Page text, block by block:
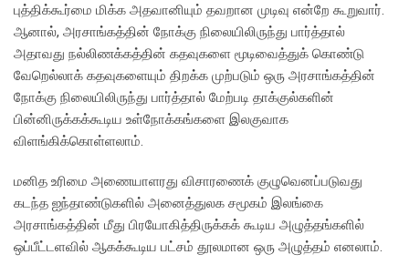
புத்திக்கூர்மை மிக்க அதவானியும் தவறான முடிவு என்றே கூறுவார்.
ஆனால், அரசாங்கத்தின் நோக்கு நிலையிலிருந்து பார்த்தால்
அதாவது நல்லிணக்கத்தின் கதவுகளை மூடிவைத்துக் கொண்டு
வேறெல்லாக் கதவுகளையும் திறக்க முற்படும் ஒரு அரசாங்கத்தின்
நோக்கு நிலையிலிருந்து பார்த்தால் மேற்படி தாக்குல்களின்
பின்னிருக்கக்கூடிய உள்நோக்கங்களை இலகுவாக
விளங்கிக்கொள்ளலாம்.
மனித உரிமை அணையாளரது விசாரணைக் குழுவெனப்படுவது
கடந்த ஐந்தாண்டுகளில் அனைத்துலக சமூகம் இலங்கை
அரசாங்கத்தின் மீது பிரயோகித்திருக்கக் கூடிய அழுத்தங்களில்
ஒப்பீட்டளவில் ஆகக்கூடிய பட்சம் தூலமான ஒரு அழுத்தம் எனலாம்.